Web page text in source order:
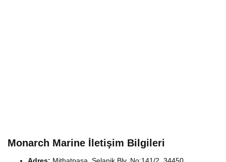
Monarch Marine İletişim Bilgileri